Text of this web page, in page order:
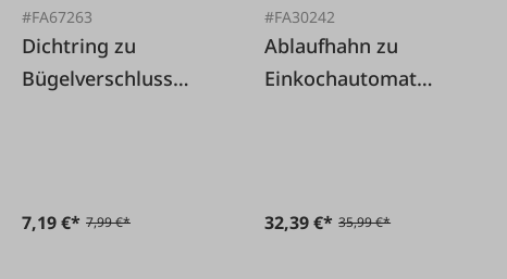
#FA67263
Dichtring zu
Bügelverschluss
7,19 €* 7,99 €*
#FA30242
Ablaufhahn zu
Einkochautomat
32,39 €* 35,99 €*